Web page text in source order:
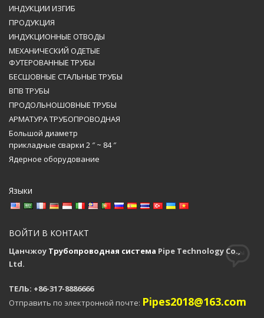
ИНДУКЦИИ ИЗГИБ
ПРОДУКЦИЯ
ИНДУКЦИОННЫЕ ОТВОДЫ
МЕХАНИЧЕСКИЙ ОДЕТЫЕ
ФУТЕРОВАННЫЕ ТРУБЫ
БЕСШОВНЫЕ СТАЛЬНЫЕ ТРУБЫ
ВПВ ТРУБЫ
ПРОДОЛЬНОШОВНЫЕ ТРУБЫ
АРМАТУРА ТРУБОПРОВОДНАЯ
Большой диаметр
прикладные сварки 2 ″ ~ 84 ″
Ядерное оборудование
Языки
ВОЙТИ В КОНТАКТ
Цанчжоу Трубопроводная система Pipe Technology Co.,
Ltd.
ТЕЛЬ: +86-317-8886666
Отправить по электронной почте: Pipes2018@163.com